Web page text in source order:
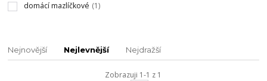
domácí mazlíčkové (1)
Nejnovější Nejlevnější Nejdražší
Zobrazuji 1-1 z 1